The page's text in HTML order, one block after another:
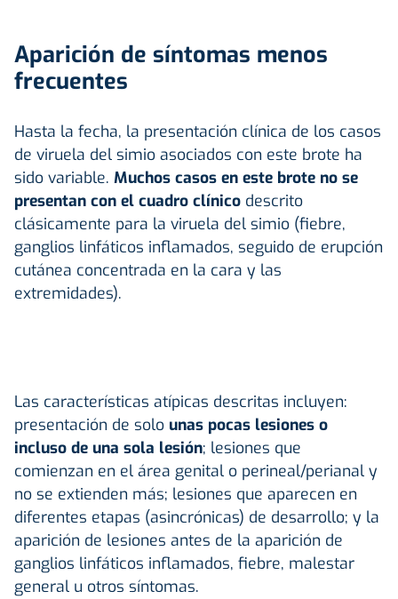
Aparición de síntomas menos
frecuentes
Hasta la fecha, la presentación clínica de los casos
de viruela del simio asociados con este brote ha
sido variable. Muchos casos en este brote no se
presentan con el cuadro clínico descrito
clásicamente para la viruela del simio (fiebre,
ganglios linfáticos inflamados, seguido de erupción
cutánea concentrada en la cara y las
extremidades).
Las características atípicas descritas incluyen:
presentación de solo unas pocas lesiones o
incluso de una sola lesión; lesiones que
comienzan en el área genital o perineal/perianal y
no se extienden más; lesiones que aparecen en
diferentes etapas (asincrónicas) de desarrollo; y la
aparición de lesiones antes de la aparición de
ganglios linfáticos inflamados, fiebre, malestar
general u otros síntomas.